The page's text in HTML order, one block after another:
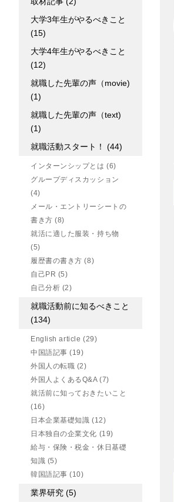
大学3年生がやるべきこと
(15)
大学4年生がやるべきこと
(12)
就職した先輩の声（movie)
(1)
就職した先輩の声（text)
(1)
就職活動スタート！ (44)
インターンシップとは(6)
グループディスカッション
(4)
メール・エントリーシートの
書き方(8)
就活に適した服装・持ち物
(5)
履歴書の書き方(8)
自己PR (5)
自己分析 (2)
就職活動前に知るべきこと
(134)
English article (29)
中国語記事(19)
外国人の転職 (2)
外国人よくあるQ&A(7)
就活前に知っておきたいこと
(16)
日本企業基礎知識(12)
日本独自の企業文化 (19)
給与・保険・税金・休日基礎
知識 (5)
韓国語記事(10)
業界研究 (5)